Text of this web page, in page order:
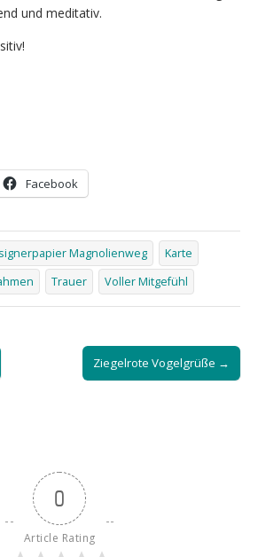
und meditativ.
Facebook
Magnolienweg
Karte
Trauer Voller Mitgefühl
Ziegelrote Vogelgrüße →
0
Article Rating